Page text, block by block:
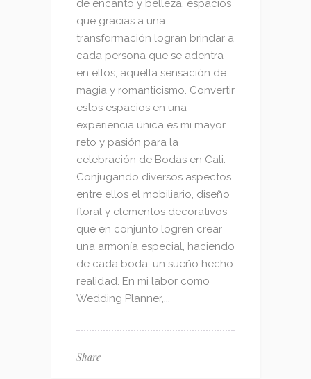
de encanto y belleza, espacios
que gracias a una
transformación logran brindar a
cada persona que se adentra
en ellos, aquella sensación de
magia y romanticismo. Convertir
estos espacios en una
experiencia única es mi mayor
reto y pasión para la
celebración de Bodas en Cali.
Conjugando diversos aspectos
entre ellos el mobiliario, diseño
floral y elementos decorativos
que en conjunto logren crear
una armonía especial, haciendo
de cada boda, un sueño hecho
realidad. En mi labor como
Wedding Planner,...
Share